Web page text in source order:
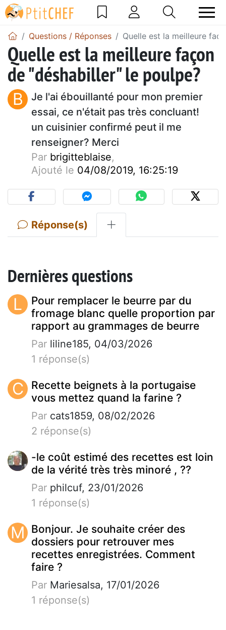
Questions / Réponses Quelle est la meilleure
Quelle est la meilleure façon
de "déshabiller" le poulpe?
B
Je l'ai ébouillanté pour mon premier
essai, ce n'était pas très concluant!
un cuisinier confirmé peut il me
renseigner? Merci
Par brigitteblaise,
Ajouté le 04/08/2019, 16:25:19
Réponse(s)
Dernières questions
L
Pour remplacer le beurre par du
fromage blanc quelle proportion par
rapport au grammages de beurre
Par liline185, 04/03/2026
1 réponse(s)
C
Recette beignets à la portugaise
vous mettez quand la farine ?
Par cats1859, 08/02/2026
2 réponse(s)
-le coût estimé des recettes est loin
de la vérité très très minoré , ??
Par philcuf, 23/01/2026
1 réponse(s)
M Bonjour. Je souhaite créer des
dossiers pour retrouver mes
recettes enregistrées. Comment
faire ?
Par Mariesalsa, 17/01/2026
1 réponse(s)